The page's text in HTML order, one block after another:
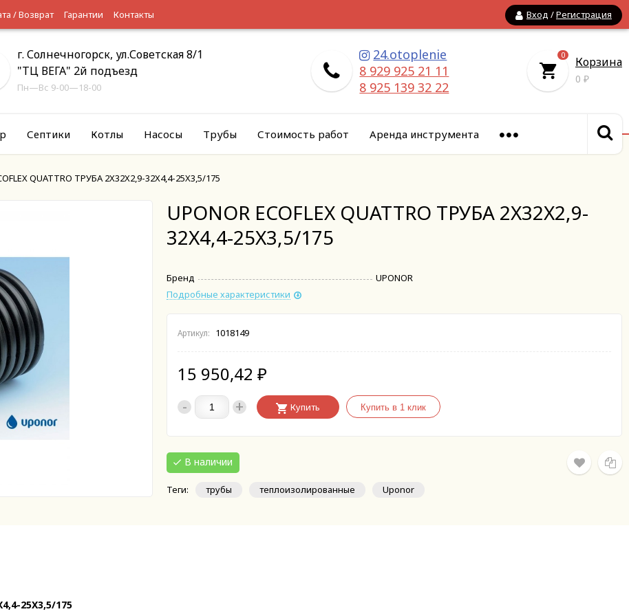
Вход /Регистрация
/ Возврат Гарантии Контакты
г. Солнечногорск, ул.Советская 8/1
"ТЦ ВЕГА" 2й подъезд
Пн—Вс 9-00—18-00
24.otoplenie
8 929 925 21 11
8 925 139 32 22
0 Корзина
0 ₽
Септики Котлы Насосы Трубы Стоимость работ Аренда инструмента
QUATTRO ТРУБА 2X32X2,9-32X4,4-25X3,5/175
UPONOR ECOFLEX QUATTRO ТРУБА 2X32X2,9-
32X4,4-25X3,5/175
Бренд
UPONOR
Подробные характеристики
Артикул: 1018149
15 950,42 ₽
- + Купить
В наличии
Теги: трубы теплоизолированные Uponor
25X3,5/175